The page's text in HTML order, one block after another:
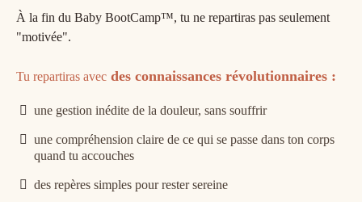
À la fin du Baby BootCamp™, tu ne repartiras pas seulement
"motivée".
Tu repartiras avec des connaissances révolutionnaires :
une gestion inédite de la douleur, sans souffrir
une compréhension claire de ce qui se passe dans ton corps
quand tu accouches
des repères simples pour rester sereine